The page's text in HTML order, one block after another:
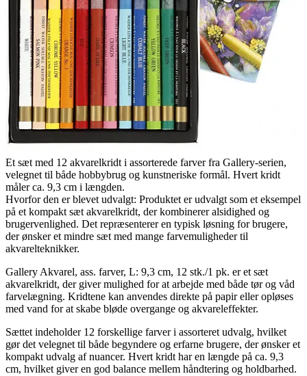
Et sæt med 12 akvarelkridt i assorterede farver fra Gallery-serien,
velegnet til både hobbybrug og kunstneriske formål. Hvert kridt
måler ca. 9,3 cm i længden.
Hvorfor den er blevet udvalgt: Produktet er udvalgt som et eksempel
på et kompakt sæt akvarelkridt, der kombinerer alsidighed og
brugervenlighed. Det repræsenterer en typisk løsning for brugere,
der ønsker et mindre sæt med mange farvemuligheder til
akvarelteknikker.
Gallery Akvarel, ass. farver, L: 9,3 cm, 12 stk./1 pk. er et sæt
akvarelkridt, der giver mulighed for at arbejde med både tør og våd
farvelægning. Kridtene kan anvendes direkte på papir eller opløses
med vand for at skabe bløde overgange og akvareleffekter.
Sættet indeholder 12 forskellige farver i assorteret udvalg, hvilket
gør det velegnet til både begyndere og erfarne brugere, der ønsker et
kompakt udvalg af nuancer. Hvert kridt har en længde på ca. 9,3
cm, hvilket giver en god balance mellem håndtering og holdbarhed.